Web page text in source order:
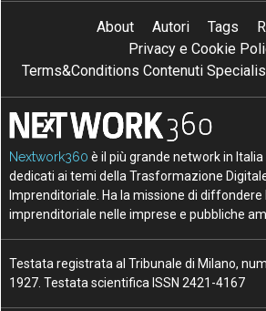
About Autori Tags
Privacy e Cookie
Terms&Conditions Contenuti
Nextwork360 è il più grande network in
dedicati ai temi della Trasformazione
Imprenditoriale. Ha la missione di
imprenditoriale nelle imprese e pubbliche
Testata registrata al Tribunale di Milano,
1927. Testata scientifica ISSN 2421-4167